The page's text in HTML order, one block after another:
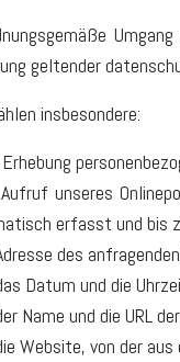
geltender
insbesondere:
unseres
erfasst und bis
des
Datum und die
Name und die URL
Website, von der